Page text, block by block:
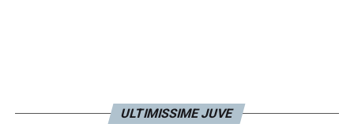
ULTIMISSIME JUVE